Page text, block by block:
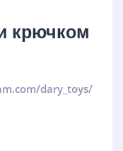
крючком
dary_toys/